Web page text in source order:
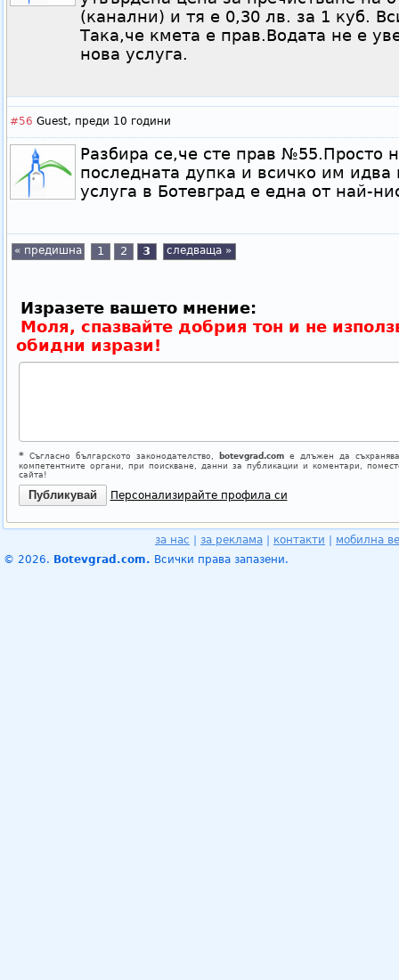
(канални) и тя е 0,30 лв. за 1 куб.
Така,че кмета е прав.Водата не е
нова услуга.
#56 Guest, преди 10 години
Разбира се,че сте прав №55.Просто
последната дупка и всичко им идва
услуга в Ботевград е една от най-
« предишна 1 2 3 следваща »
Изразете вашето мнение:
Моля, спазвайте добрия тон и не
обидни изрази!
*Съгласно българското законодателство, botevgrad.comе длъжен да
компетентните органи, при поискване, данни за публикации и коментари,
сайта!
Персонализирайте профила си
за нас за реклама контакти
мобилна
© 2026. Botevgrad.com. Всички права запазени.